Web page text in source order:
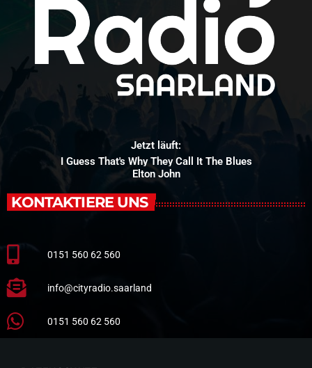
Jetzt läuft:
I Guess That's Why They Call It The Blues
Elton John
KONTAKTIERE UNS
0151 560 62 560
info@cityradio.saarland
0151 560 62 560